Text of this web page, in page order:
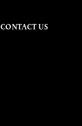
CONTACT US